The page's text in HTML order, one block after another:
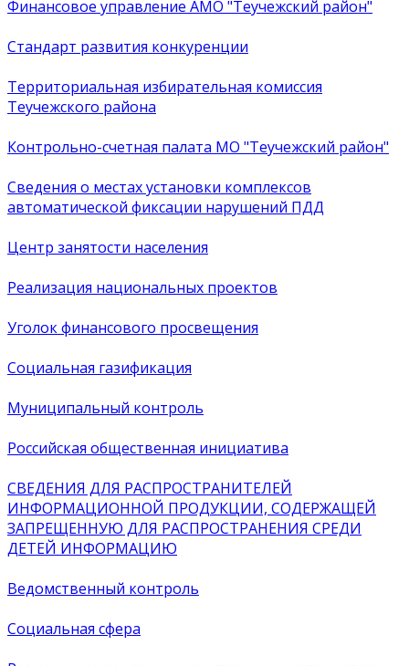
Финансовое управление АМО "Теучежский район"
Стандарт развития конкуренции
Территориальная избирательная комиссия
Теучежского района
Контрольно-счетная палата МО "Теучежский район"
Сведения о местах установки комплексов
автоматической фиксации нарушений ПДД
Центр занятости населения
Реализация национальных проектов
Уголок финансового просвещения
Социальная газификация
Муниципальный контроль
Российская общественная инициатива
СВЕДЕНИЯ ДЛЯ РАСПРОСТРАНИТЕЛЕЙ
ИНФОРМАЦИОННОЙ ПРОДУКЦИИ, СОДЕРЖАЩЕЙ
ЗАПРЕЩЕННУЮ ДЛЯ РАСПРОСТРАНЕНИЯ СРЕДИ
ДЕТЕЙ ИНФОРМАЦИЮ
Ведомственный контроль
Социальная сфера